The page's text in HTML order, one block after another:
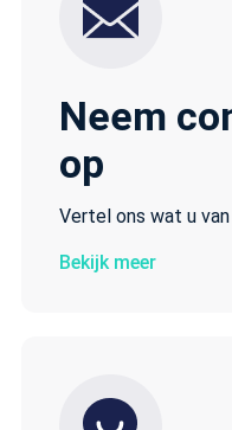
Neem
op
Vertel ons wat u
Bekijk meer